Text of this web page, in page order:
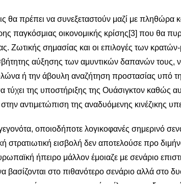
θα πρέπει να συνεξεταστούν μαζί με πληθώρα
παγκόσμιας οικονομικής κρίσης[3] που θα
Ζωτικής σημασίας και οι επιλογές των
αύξησης των αμυντικών δαπανών τους,
ή την άβουλη αναζήτηση προστασίας υπό
τύχει της υποστήριξης της Ουάσιγκτον καθώς
αντιμετώπιση της αναδυόμενης κινέζικης
οποιοδήποτε λογικοφανές σημερινό
στρατιωτική εισβολή δεν αποτελούσε προ
ήπειρο μάλλον έμοιαζε με σενάριο
βασίζονται στο πιθανότερο σενάριο αλλά στο